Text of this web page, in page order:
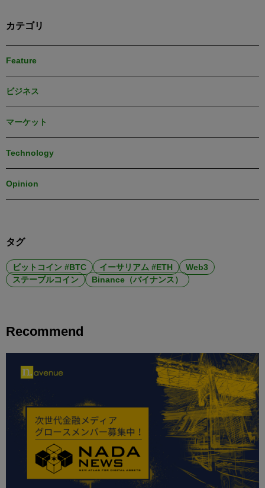
カテゴリ
Feature
ビジネス
マーケット
Technology
Opinion
タグ
ビットコイン #BTC イーサリアム #ETH
Web3
ステーブルコイン
Binance（バイナンス）
Recommend